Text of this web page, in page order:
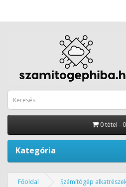
0 tétel -
Kategória
Főoldal
Számítógép